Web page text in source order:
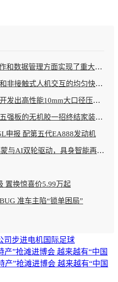
数据管理方面实现了重大突破
的均匀快速响应湿度场传感阵列的可扩展制备
能10mm大口径压电 MEMS 快反镜
板的无机胶一招终结家装的噩梦
申报 配第五代EA888发动机
AI双轮驱动，具身智能再加码
置换惊喜价5.99万起
准车主陷“锁单困局”
司 步进电机国际足球
产”抢滩进博会 越来越有“中国
产”抢滩进博会 越来越有“中国